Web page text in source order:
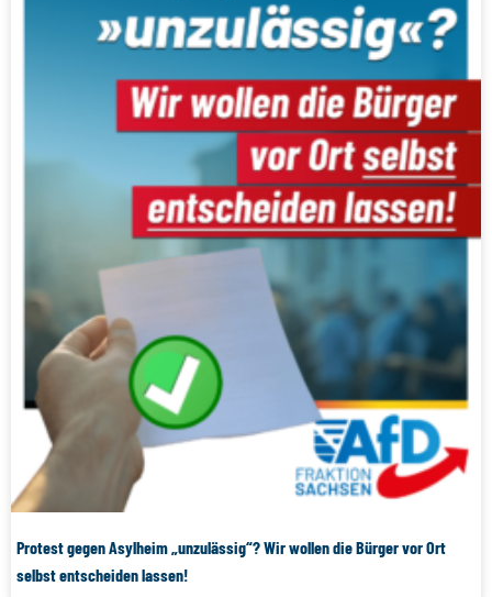
Protest gegen Asylheim „unzulässig“? Wir wollen die Bürger vor Ort
selbst entscheiden lassen!